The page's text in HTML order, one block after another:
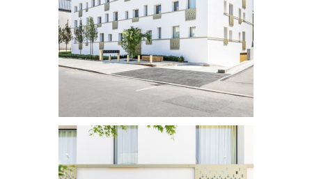
Résidence Mavrik Luxembourg-Cessange